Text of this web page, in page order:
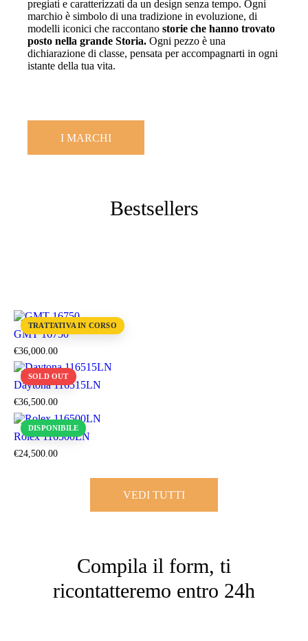
pregiati e caratterizzati da un design senza tempo. Ogni
marchio è simbolo di una tradizione in evoluzione, di
modelli iconici che raccontano storie che hanno trovato
posto nella grande Storia. Ogni pezzo è una
dichiarazione di classe, pensata per accompagnarti in ogni
istante della tua vita.
I MARCHI
Bestsellers
TRATTATIVA IN CORSO
GMT 16750
€36,000 00
SOLD OUT
Daytona 116515LN
€36,500.00
DISPONIBILE
Rolex 116500LN
€24,500.00
VEDI TUTTI
Compila il form, ti
ricontatteremo entro 24h